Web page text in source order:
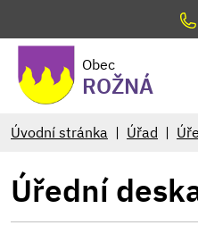
Obec
ROŽNÁ
Úvodní stránka Úřad
Úřední